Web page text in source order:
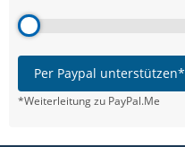
Per Paypal unterstützen*
*Weiterleitung zu PayPal.Me